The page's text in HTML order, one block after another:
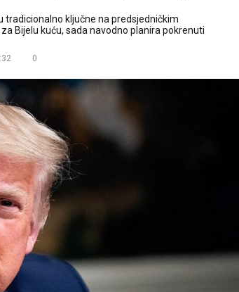
tradicionalno ključne na predsjedničkim
Bijelu kuću, sada navodno planira pokrenuti
0